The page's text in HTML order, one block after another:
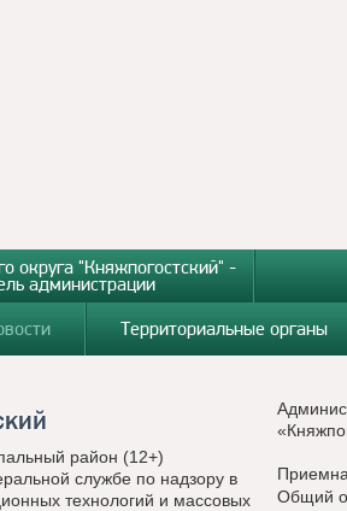
округа "Княжпогостский" -
администрации
Территориальные органы
район (12+)
службе по надзору в
технологий и массовых
Общий